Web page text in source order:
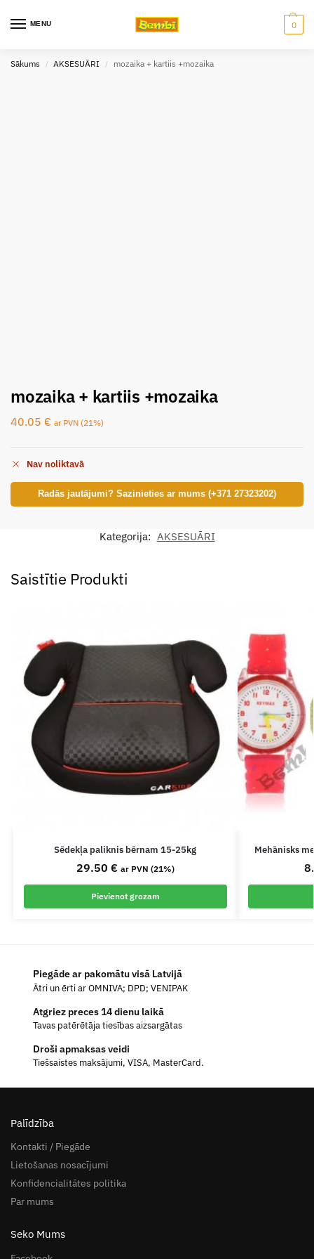
MENU 0
Sākums / AKSESUĀRI / mozaika + kartiis +mozaika
mozaika + kartiis +mozaika
40.05 € ar PVN (21%)
Nav noliktavā
Radās jautājumi? Sazinieties ar mums (+371 27323202)
Kategorija: AKSESUĀRI
Saistītie Produkti
Sēdekļa paliknis bērnam 15-25kg
29.50 € ar PVN (21%)
Pievienot grozam
Mehānisks
Piegāde ar pakomātu visā Latvijā
Ātri un ērti ar OMNIVA; DPD; VENIPAK
Atgriez preces 14 dienu laikā
Tavas patērētāja tiesības aizsargātas
Droši apmaksas veidi
Tiešsaistes maksājumi, VISA, MasterCard.
Palīdzība
Kontakti / Piegāde
Lietošanas nosacījumi
Konfidencialitātes politika
Par mums
Seko Mums